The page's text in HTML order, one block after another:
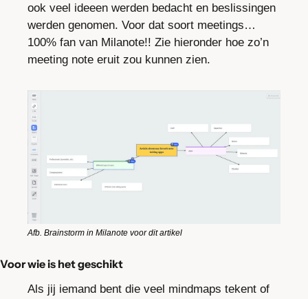
ook veel ideeen werden bedacht en beslissingen
werden genomen. Voor dat soort meetings…
100% fan van Milanote!! Zie hieronder hoe zo’n
meeting note eruit zou kunnen zien.
Afb. Brainstorm in Milanote voor dit artikel
Voor wie is het geschikt
Als jij iemand bent die veel mindmaps tekent of